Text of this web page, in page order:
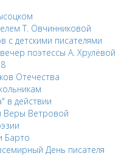
Т. Овчинниковой
с детскими писателями
поэтессы А. Хрулёвой
Отечества
в действии
Веры Ветровой
Барто
День писателя